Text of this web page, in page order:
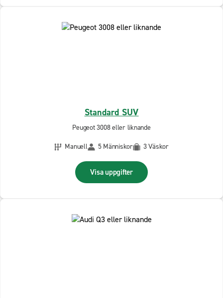
Standard SUV
Peugeot 3008 eller liknande
Manuell
5 Människor 3 Väskor
Visa uppgifter